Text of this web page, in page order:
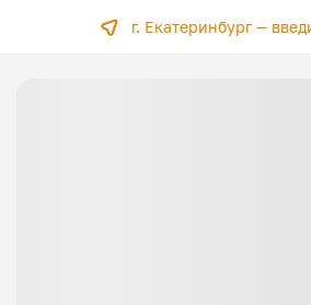
г. Екатеринбург —